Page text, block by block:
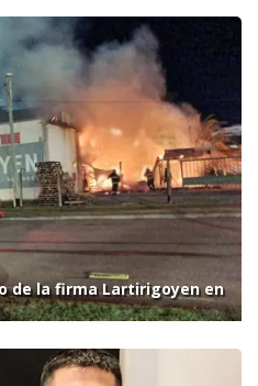
de la firma Lartirigoyen en